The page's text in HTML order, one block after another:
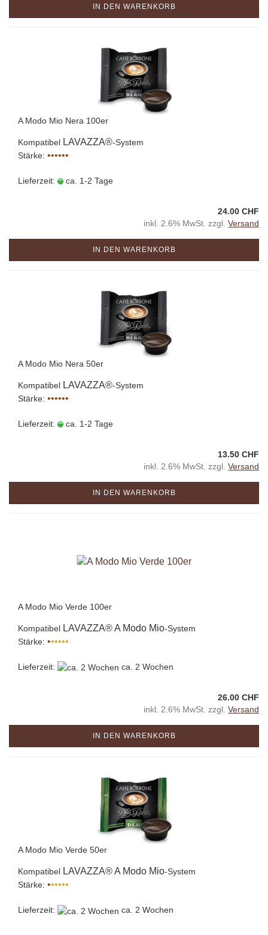
IN DEN WARENKORB
A Modo Mio Nera 100er
Kompatibel LAVAZZA®-System
Stärke: ••••••
Lieferzeit: ca. 1-2 Tage
24.00 CHF
inkl. 2.6% MwSt. zzgl. Versand
IN DEN WARENKORB
A Modo Mio Nera 50er
Kompatibel LAVAZZA®-System
Stärke: ••••••
Lieferzeit: ca. 1-2 Tage
13.50 CHF
inkl. 2.6% MwSt. zzgl. Versand
IN DEN WARENKORB
A Modo Mio Verde 100er
Kompatibel LAVAZZA® A Modo Mio-System
Stärke: ••••••
Lieferzeit: ca. 2 Wochen
26.00 CHF
inkl. 2.6% MwSt. zzgl. Versand
IN DEN WARENKORB
A Modo Mio Verde 50er
Kompatibel LAVAZZA® A Modo Mio-System
Stärke: ••••••
Lieferzeit: ca. 2 Wochen